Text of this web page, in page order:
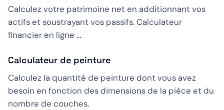
Calculez votre patrimoine net en additionnant vos
actifs et soustrayant vos passifs. Calculateur
financier en ligne …
Calculateur de peinture
Calculez la quantité de peinture dont vous avez
besoin en fonction des dimensions de la pièce et du
nombre de couches.